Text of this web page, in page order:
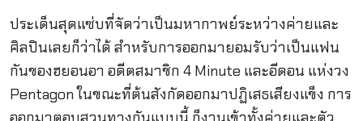
ประเด็นสุดแซ่บที่จัดว่าเป็นมหากาพย์ระหว่างค่ายและ
ศิลปินเลยก็ว่าได้ สำหรับการออกมายอมรับว่าเป็นแฟน
กันของฮยอนอา อดีตสมาชิก 4 Minute และอีดอน แห่งวง
Pentagon ในขณะที่ต้นสังกัดออกมาปฏิเสธเสียงแข็ง การ